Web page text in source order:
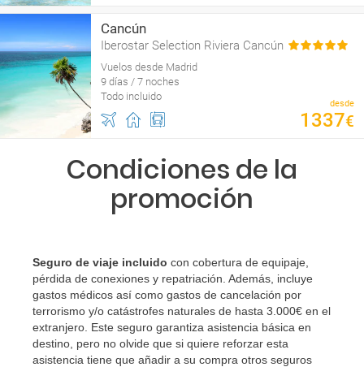
Cancún
Iberostar Selection Riviera Cancún
Vuelos desde Madrid
9 días / 7 noches
Todo incluido
desde
1337€
Condiciones de la
promoción
Seguro de viaje incluido con cobertura de equipaje,
pérdida de conexiones y repatriación. Además, incluye
gastos médicos así como gastos de cancelación por
terrorismo y/o catástrofes naturales de hasta 3.000€ en el
extranjero. Este seguro garantiza asistencia básica en
destino, pero no olvide que si quiere reforzar esta
asistencia tiene que añadir a su compra otros seguros